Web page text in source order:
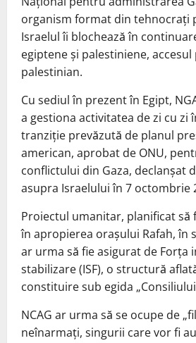
organism format din tehnocraţi
Israelul îi blochează în
egiptene şi palestiniene,
palestinian.
Cu sediul în prezent în Egipt,
a gestiona activitatea de zi cu zi
tranziţie prevăzută de planul
american, aprobat de ONU,
conflictului din Gaza, declanşat
asupra Israelului în 7 octombrie
Proiectul umanitar, planificat să
în apropierea oraşului Rafah, în
ar urma să fie asigurat de Forţa
stabilizare (ISF), o structură
constituire sub egida „Consiliului
NCAG ar urma să se ocupe de
neînarmaţi, singurii care vor fi